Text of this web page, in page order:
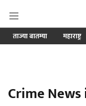
ताज्या बातम्या महाराष्ट्र
Crime